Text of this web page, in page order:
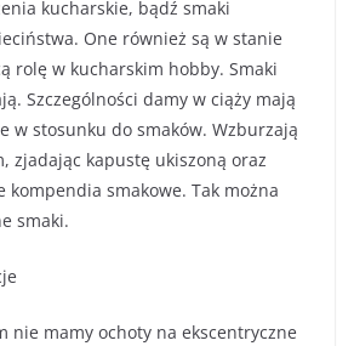
kucharskie, bądź smaki
One również są w stanie
rolę w kucharskim hobby. Smaki
Szczególności damy w ciąży mają
w stosunku do smaków. Wzburzają
zjadając kapustę ukiszoną oraz
kompendia smakowe. Tak można
smaki.
nie mamy ochoty na ekscentryczne